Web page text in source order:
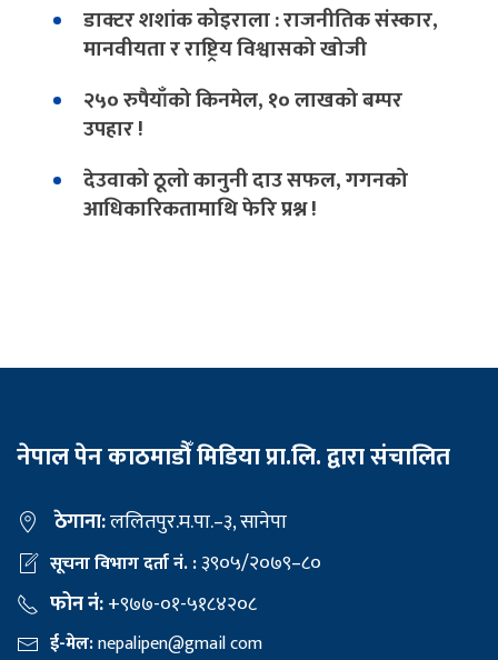
डाक्टर शशांक कोइराला : राजनीतिक संस्कार,
मानवीयता र राष्ट्रिय विश्वासको खोजी
२५० रुपैयाँको किनमेल, १० लाखको बम्पर
उपहार !
देउवाको ठूलो कानुनी दाउ सफल, गगनको
आधिकारिकतामाथि फेरि प्रश्न !
नेपाल पेन काठमाडौँ मिडिया प्रा.लि. द्वारा संचालित
ठेगाना:ललितपुर.म.पा.–३, सानेपा
सूचना विभाग दर्ता नं. :३९०५/२०७९–८०
फोन नं:+९७७-०१-५१८४२०८
ई-मेल:nepalipen@gmail com